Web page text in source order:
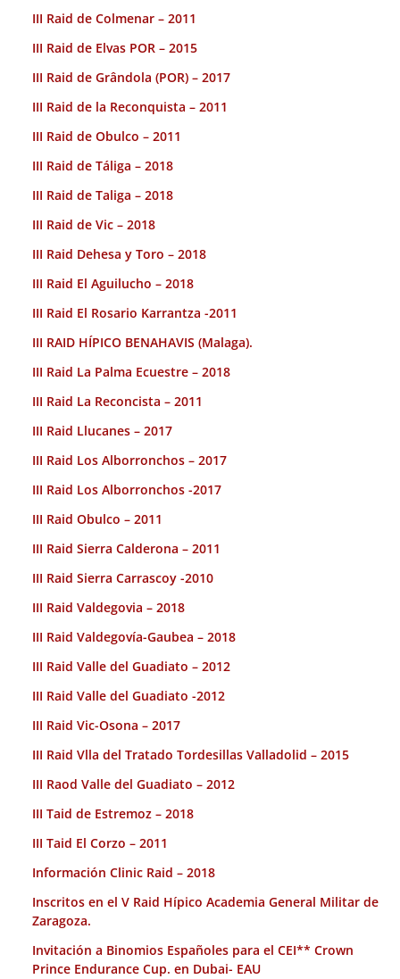
III Raid de Colmenar – 2011
III Raid de Elvas POR – 2015
III Raid de Grândola (POR) – 2017
III Raid de la Reconquista – 2011
III Raid de Obulco – 2011
III Raid de Táliga – 2018
III Raid de Taliga – 2018
III Raid de Vic – 2018
III Raid Dehesa y Toro – 2018
III Raid El Aguilucho – 2018
III Raid El Rosario Karrantza -2011
III RAID HÍPICO BENAHAVIS (Malaga).
III Raid La Palma Ecuestre – 2018
III Raid La Reconcista – 2011
III Raid Llucanes – 2017
III Raid Los Alborronchos – 2017
III Raid Los Alborronchos -2017
III Raid Obulco – 2011
III Raid Sierra Calderona – 2011
III Raid Sierra Carrascoy -2010
III Raid Valdegovia – 2018
III Raid Valdegovía-Gaubea – 2018
III Raid Valle del Guadiato – 2012
III Raid Valle del Guadiato -2012
III Raid Vic-Osona – 2017
III Raid Vlla del Tratado Tordesillas Valladolid – 2015
III Raod Valle del Guadiato – 2012
III Taid de Estremoz – 2018
III Taid El Corzo – 2011
Información Clinic Raid – 2018
Inscritos en el V Raid Hípico Academia General Militar de
Zaragoza.
Invitación a Binomios Españoles para el CEI** Crown
Prince Endurance Cup. en Dubai- EAU